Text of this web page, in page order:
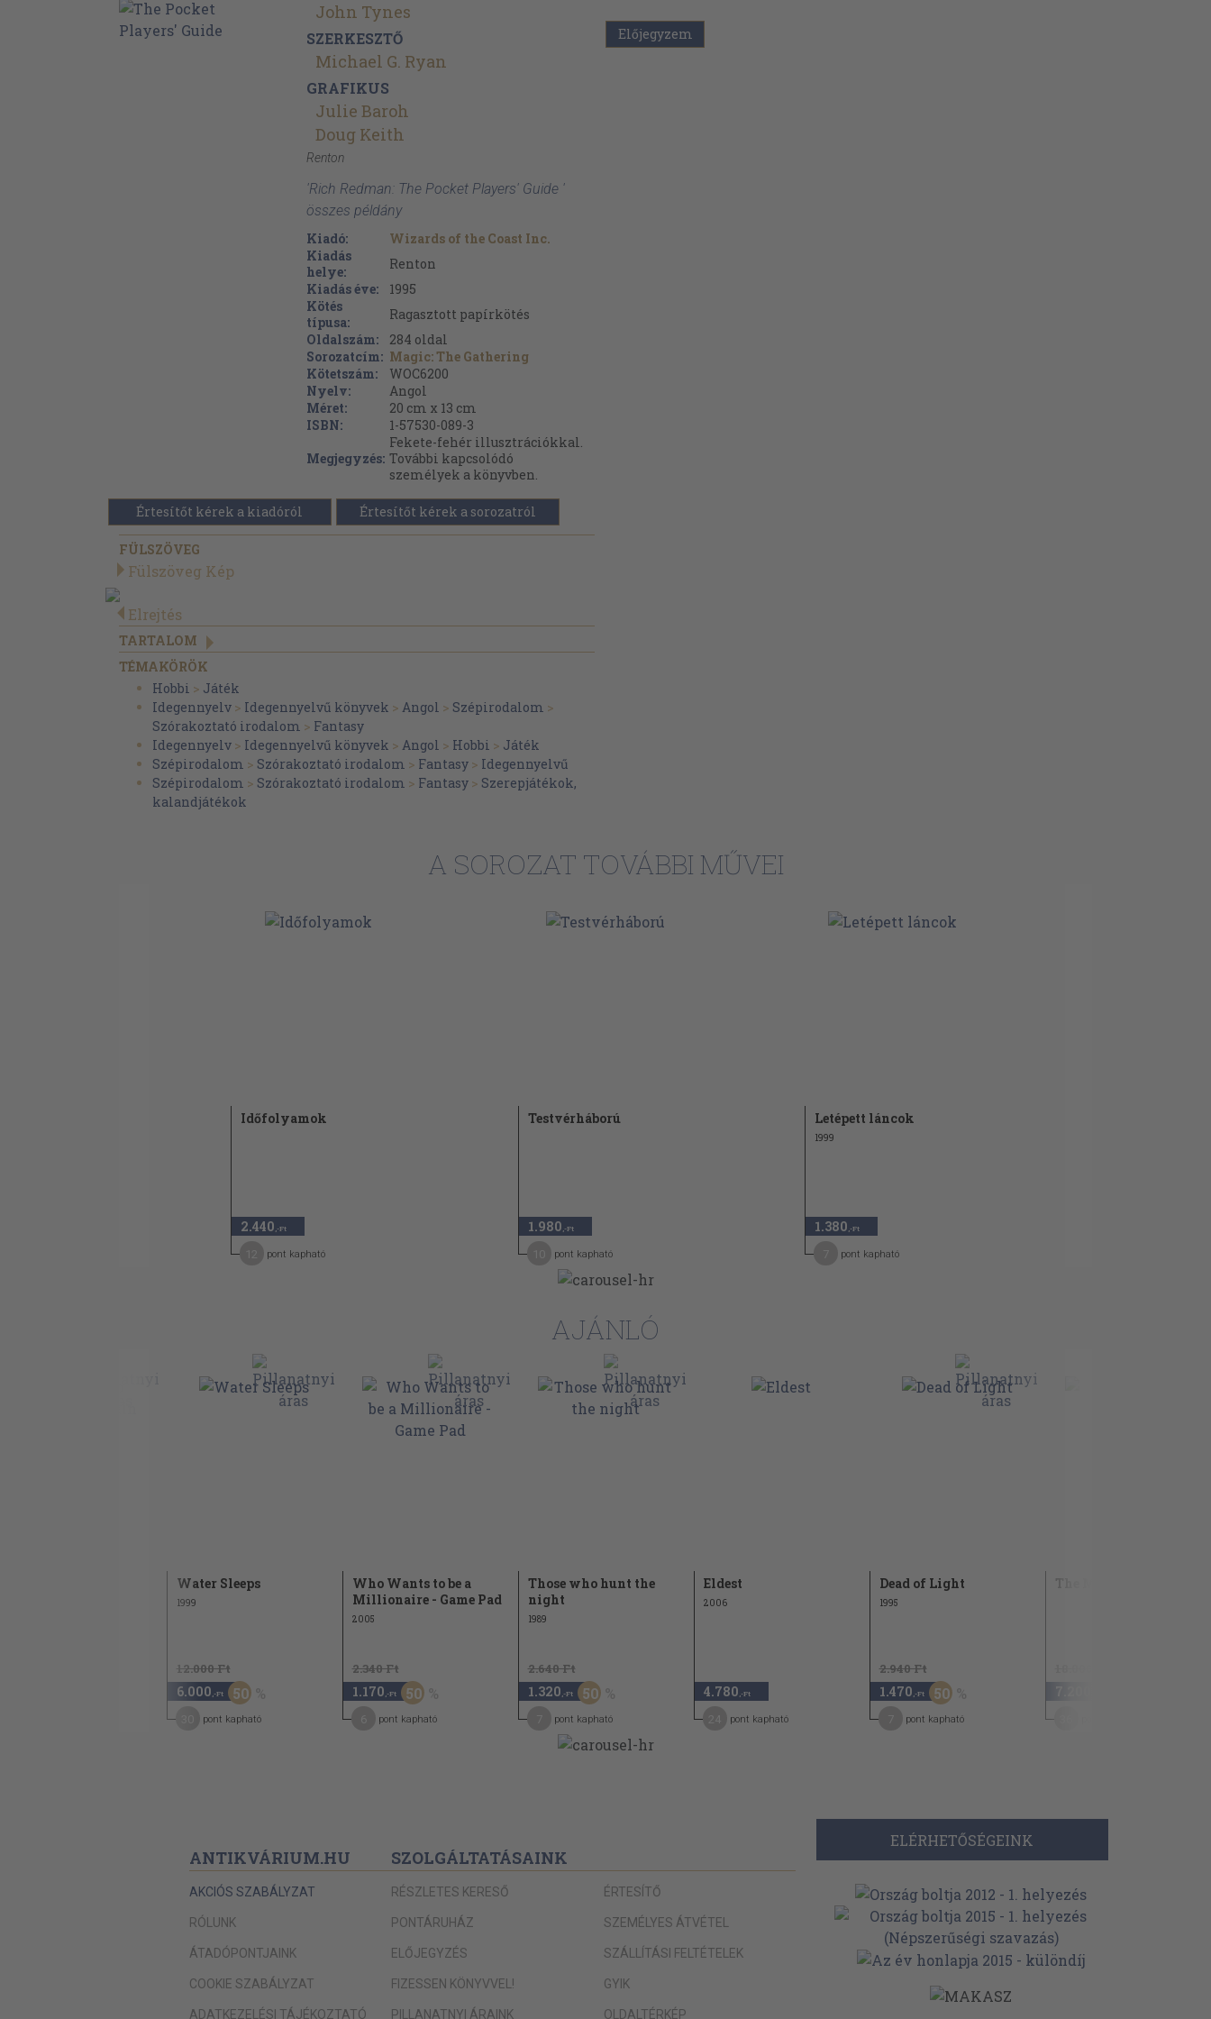
John Tynes
SZERKESZTŐ
Michael G. Ryan
GRAFIKUS
Julie Baroh
Doug Keith
Renton
'Rich Redman: The Pocket Players' Guide '
összes példány
Kiadó:
Wizards of the Coast Inc.
Kiadás
helye:
Renton
Kiadás éve:
1995
Kötés
típusa:
Ragasztott papírkötés
Oldalszám:
284 oldal
Sorozatcím: Magic: The Gathering
Kötetszám:
WOC6200
Nyelv:
Angol
Méret:
20 cm x 13 cm
ISBN:
1-57530-089-3
Megjegyzés:
Fekete-fehér illusztrációkkal.
További kapcsolódó
személyek a könyvben.
Értesítőt kérek a kiadóról Értesítőt kérek a sorozatról
FÜLSZÖVEG
Fülszöveg Kép
Elrejtés
TARTALOM
TÉMAKÖRÖK
Hobbi > Játék
Idegennyelv > Idegennyelvű könyvek > Angol > Szépirodalom >
Szórakoztató irodalom > Fantasy
Idegennyelv > Idegennyelvű könyvek > Angol > Hobbi > Játék
Szépirodalom > Szórakoztató irodalom > Fantasy > Idegennyelvű
Szépirodalom > Szórakoztató irodalom > Fantasy > Szerepjátékok,
kalandjátékok
Előjegyzem
A SOROZAT TOVÁBBI MŰVEI
Időfolyamok
2.440 ,-Ft
pont kapható
Testvérháború
1.980 ,-Ft
pont kapható
Letépett láncok
1999
1.380 ,-Ft
pont kapható
AJÁNLÓ
Water Sleeps
1999
12.000 Ft
6.000 ,-Ft 50
pont kapható
Who Wants to be a
Millionaire - Game Pad
2005
2.340 Ft
1.170 ,-Ft 50
pont kapható
Those who hunt the
night
1989
2.640 Ft
1.320 ,-Ft 50
pont kapható
Eldest
2006
4.780 ,-Ft
pont kapható
Dead of Light
1995
2.940 Ft
1.470 ,-Ft 50
pont kapható
The Money Game
ANTIKVÁRIUM.HU
AKCIÓS SZABÁLYZAT
RÓLUNK
ÁTADÓPONTJAINK
COOKIE SZABÁLYZAT
ADATKEZELÉSI TÁJÉKOZTATÓ
SZOLGÁLTATÁSAINK
RÉSZLETES KERESŐ
PONTÁRUHÁZ
ELŐJEGYZÉS
FIZESSEN KÖNYVVEL!
PILLANATNYI ÁRAINK
ÉRTESÍTŐ
SZEMÉLYES ÁTVÉTEL
SZÁLLÍTÁSI FELTÉTELEK
GYIK
OLDALTÉRKÉP
ELÉRHETŐSÉGEINK